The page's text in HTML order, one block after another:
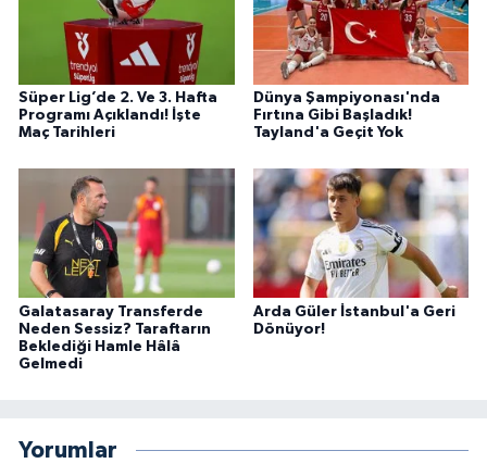
Süper Lig’de 2. Ve 3. Hafta
Programı Açıklandı! İşte
Maç Tarihleri
Dünya Şampiyonası'nda
Fırtına Gibi Başladık!
Tayland'a Geçit Yok
Galatasaray Transferde
Neden Sessiz? Taraftarın
Beklediği Hamle Hâlâ
Gelmedi
Arda Güler İstanbul'a Geri
Dönüyor!
Yorumlar